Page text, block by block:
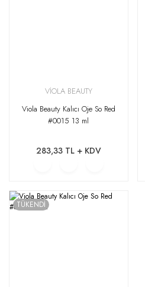
VİOLA BEAUTY
Viola Beauty Kalıcı Oje So Red
#0015 13 ml
283,33 TL + KDV
TÜKENDİ